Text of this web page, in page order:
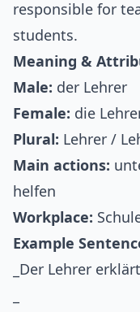
responsible for
students.
Meaning &
Male: der Lehrer
Female: die
Plural: Lehrer /
Main actions:
helfen
Workplace:
Example
_Der Lehrer